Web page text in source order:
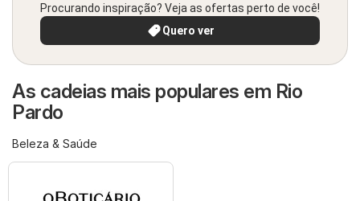
Procurando inspiração? Veja as ofertas perto de você!
Quero ver
As cadeias mais populares em Rio
Pardo
Beleza & Saúde